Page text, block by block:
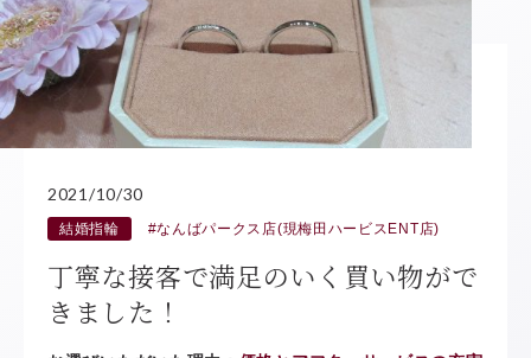
2021/10/30
結婚指輪 #なんばパークス店(現梅田ハービスENT店)
丁寧な接客で満足のいく買い物がで
きました！